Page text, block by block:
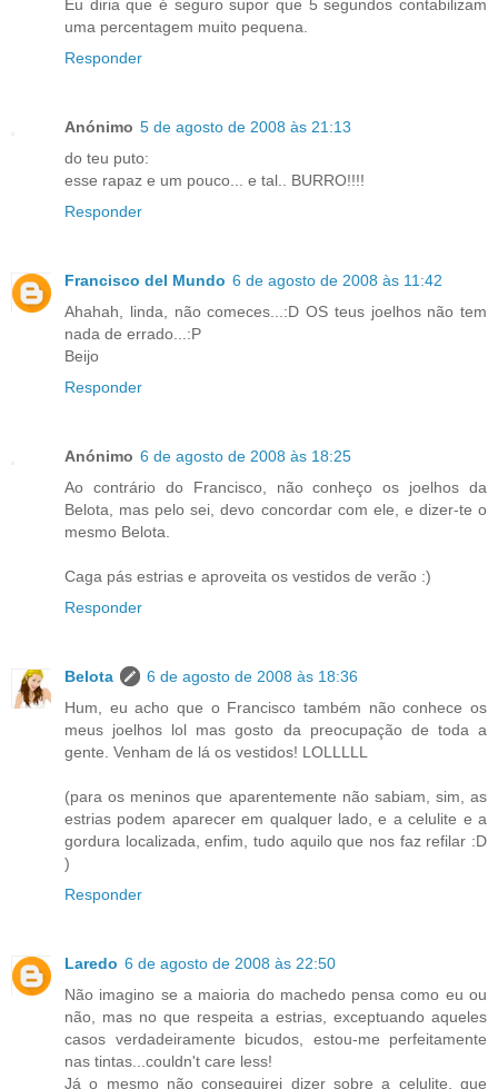
Eu diria que é seguro supor que 5 segundos contabilizam
uma percentagem muito pequena.
Responder
Anónimo 5 de agosto de 2008 às 21:13
do teu puto:
esse rapaz e um pouco... e tal.. BURRO!!!!
Responder
Francisco del Mundo 6 de agosto de 2008 às 11:42
Ahahah, linda, não comeces...:D OS teus joelhos não tem
nada de errado...:P
Beijo
Responder
Anónimo 6 de agosto de 2008 às 18:25
Ao contrário do Francisco, não conheço os joelhos da
Belota, mas pelo sei, devo concordar com ele, e dizer-te o
mesmo Belota.
Caga pás estrias e aproveita os vestidos de verão :)
Responder
Belota
6 de agosto de 2008 às 18:36
Hum, eu acho que o Francisco também não conhece os
meus joelhos lol mas gosto da preocupação de toda a
gente. Venham de lá os vestidos! LOLLLLL
(para os meninos que aparentemente não sabiam, sim, as
estrias podem aparecer em qualquer lado, e a celulite e a
gordura localizada, enfim, tudo aquilo que nos faz refilar :D
)
Responder
Laredo 6 de agosto de 2008 às 22:50
Não imagino se a maioria do machedo pensa como eu ou
não, mas no que respeita a estrias, exceptuando aqueles
casos verdadeiramente bicudos, estou-me perfeitamente
nas tintas...couldn't care less!
Já o mesmo não conseguirei dizer sobre a celulite, que